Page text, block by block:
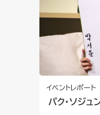
イベントレポート
パク・ソジュ